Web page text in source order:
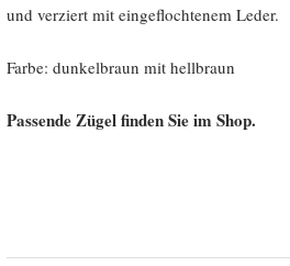
und verziert mit eingeflochtenem Leder.
Farbe: dunkelbraun mit hellbraun
Passende Zügel finden Sie im Shop.